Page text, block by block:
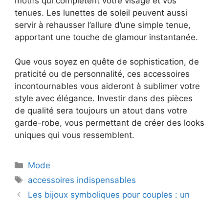
tenues. Les lunettes de soleil peuvent aussi
servir à rehausser l’allure d’une simple tenue,
apportant une touche de glamour instantanée.
Que vous soyez en quête de sophistication, de
praticité ou de personnalité, ces accessoires
incontournables vous aideront à sublimer votre
style avec élégance. Investir dans des pièces
de qualité sera toujours un atout dans votre
garde-robe, vous permettant de créer des looks
uniques qui vous ressemblent.
Catégories
Mode
Étiquettes
accessoires indispensables
Les bijoux symboliques pour couples : un